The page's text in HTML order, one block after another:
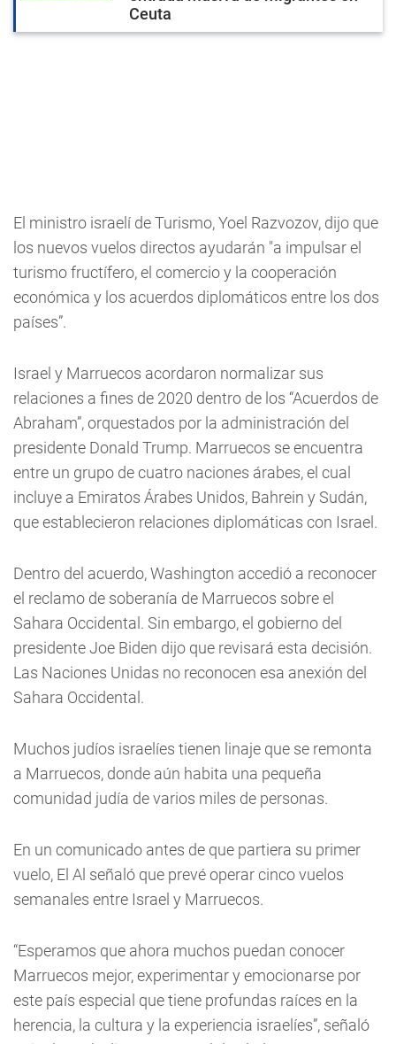
Ceuta
El ministro israelí de Turismo, Yoel Razvozov, dijo que
los nuevos vuelos directos ayudarán "a impulsar el
turismo fructífero, el comercio y la cooperación
económica y los acuerdos diplomáticos entre los dos
países”.
Israel y Marruecos acordaron normalizar sus
relaciones a fines de 2020 dentro de los “Acuerdos de
Abraham”, orquestados por la administración del
presidente Donald Trump. Marruecos se encuentra
entre un grupo de cuatro naciones árabes, el cual
incluye a Emiratos Árabes Unidos, Bahrein y Sudán,
que establecieron relaciones diplomáticas con Israel.
Dentro del acuerdo, Washington accedió a reconocer
el reclamo de soberanía de Marruecos sobre el
Sahara Occidental. Sin embargo, el gobierno del
presidente Joe Biden dijo que revisará esta decisión.
Las Naciones Unidas no reconocen esa anexión del
Sahara Occidental.
Muchos judíos israelíes tienen linaje que se remonta
a Marruecos, donde aún habita una pequeña
comunidad judía de varios miles de personas.
En un comunicado antes de que partiera su primer
vuelo, El Al señaló que prevé operar cinco vuelos
semanales entre Israel y Marruecos.
“Esperamos que ahora muchos puedan conocer
Marruecos mejor, experimentar y emocionarse por
este país especial que tiene profundas raíces en la
herencia, la cultura y la experiencia israelíes”, señaló